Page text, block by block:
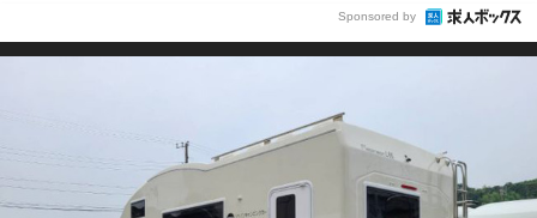
Sponsored by